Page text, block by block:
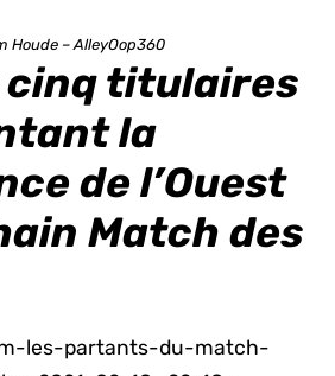
Houde – AlleyOop360
cinq titulaires
la
de l’Ouest
Match des